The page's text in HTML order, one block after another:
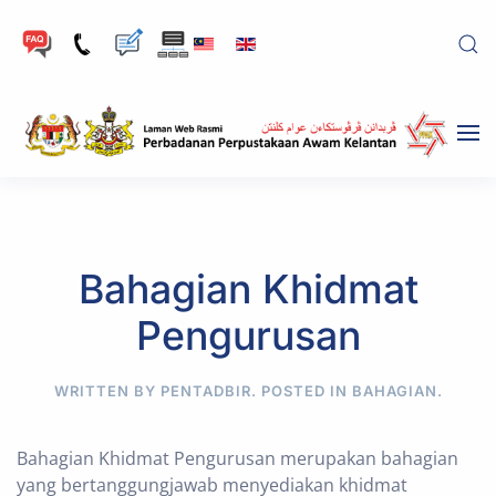
Skip to main content
Bahagian Khidmat
Pengurusan
WRITTEN BY PENTADBIR. POSTED IN BAHAGIAN.
Bahagian Khidmat Pengurusan merupakan bahagian
yang bertanggungjawab menyediakan khidmat